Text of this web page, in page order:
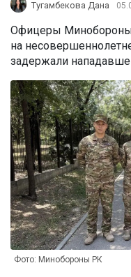
Тугамбекова Дана
Офицеры Минобороны
на
задержали
Фото: Минобороны РК